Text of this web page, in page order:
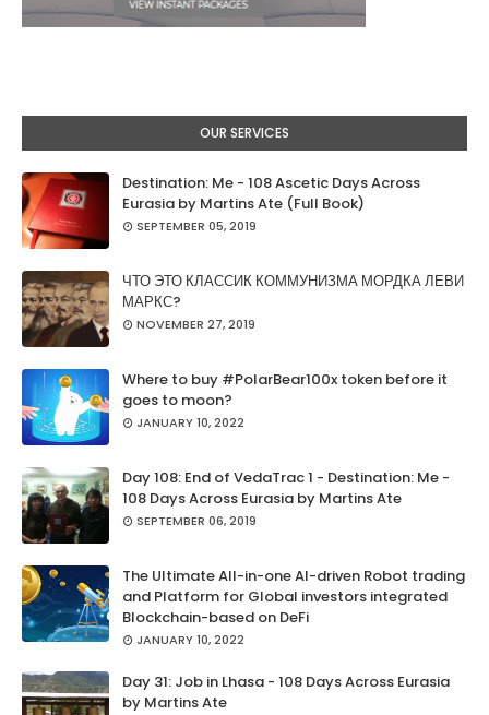
OUR SERVICES
Destination: Me - 108 Ascetic Days Across
Eurasia by Martins Ate (Full Book)
SEPTEMBER 05, 2019
ЧТО ЭТО КЛАССИК КОММУНИЗМА МОРДКА ЛЕВИ
МАРКС?
NOVEMBER 27, 2019
Where to buy #PolarBear100x token before it
goes to moon?
JANUARY 10, 2022
Day 108: End of VedaTrac 1 - Destination: Me -
108 Days Across Eurasia by Martins Ate
SEPTEMBER 06, 2019
The Ultimate All-in-one AI-driven Robot trading
and Platform for Global investors integrated
Blockchain-based on DeFi
JANUARY 10, 2022
Day 31: Job in Lhasa - 108 Days Across Eurasia
by Martins Ate